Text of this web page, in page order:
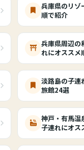
兵庫県のリゾ
順で紹介
兵庫県周辺の
れにオススメ
淡路島の子連
旅館24選
神戸・有馬温
子連れにオス